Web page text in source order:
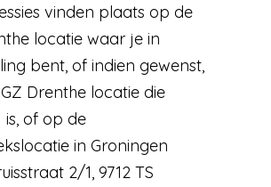
vinden plaats op de
locatie waar je in
bent, of indien gewenst,
Drenthe locatie die
is, of op de
in Groningen
2/1, 9712 TS